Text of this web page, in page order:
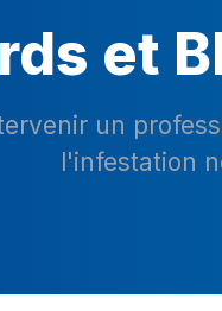
et
un
l'infestation